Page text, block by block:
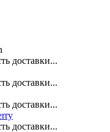
доставки...
доставки...
доставки...
доставки...